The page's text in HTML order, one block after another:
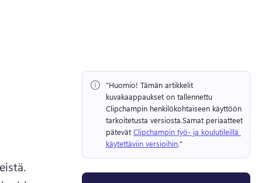
"Huomio! Tämän artikkelit
kuvakaappaukset on tallennettu
Clipchampin henkilökohtaiseen käyttöön
tarkoitetusta versiosta.Samat periaatteet
pätevät Clipchampin työ- ja koulutileillä
käytettäviin versioihin."